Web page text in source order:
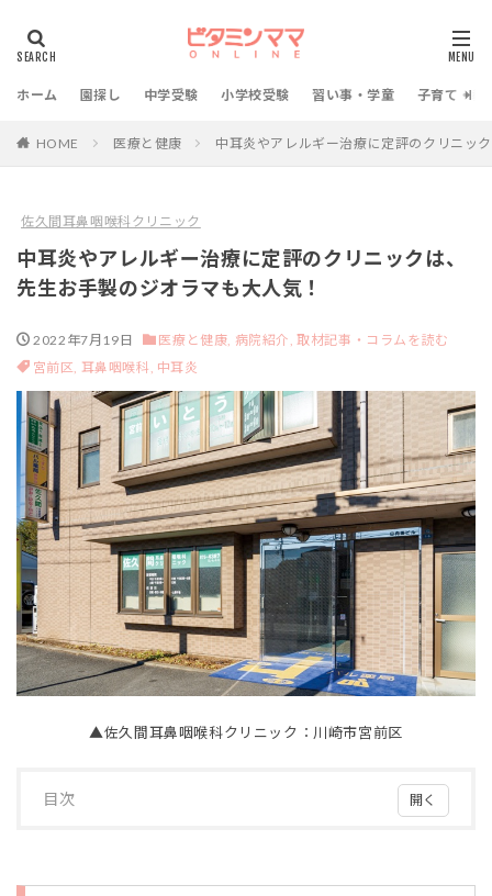
ホーム 園探し 中学受験 小学校受験 習い事・学童 子育て・教
HOME 医療と健康 中耳炎やアレルギー治療に定評のクリニッ
佐久間耳鼻咽喉科クリニック
中耳炎やアレルギー治療に定評のクリニックは、
先生お手製のジオラマも大人気！
2022年7月19日 医療と健康, 病院紹介, 取材記事・コラムを読む
宮前区, 耳鼻咽喉科, 中耳炎
▲佐久間耳鼻咽喉科クリニック：川崎市宮前区
目次